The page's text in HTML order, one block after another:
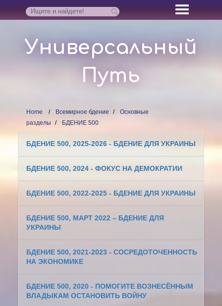
Универсальный
Путь
Home Всемирное бдение
Основные
разделы
БДЕНИЕ 500
БДЕНИЕ 500, 2025-2026 - БДЕНИЕ ДЛЯ УКРАИНЫ
БДЕНИЕ 500, 2024 - ФОКУС НА ДЕМОКРАТИИ
БДЕНИЕ 500, 2022-2025 - БДЕНИЕ ДЛЯ УКРАИНЫ
БДЕНИЕ 500, МАРТ 2022 – БДЕНИЕ ДЛЯ
УКРАИНЫ
БДЕНИЕ 500, 2021-2023 - СОСРЕДОТОЧЕННОСТЬ
НА ЭКОНОМИКЕ
БДЕНИЕ 500, 2020 - ПОМОГИТЕ ВОЗНЕСЁННЫМ
ВЛАДЫКАМ ОСТАНОВИТЬ ВОЙНУ